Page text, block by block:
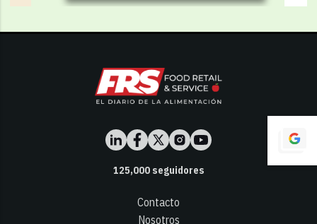
125,000seguidores
Contacto
Nosotros